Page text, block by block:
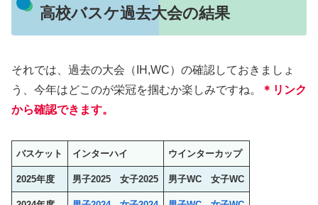
高校バスケ過去大会の結果
それでは、過去の大会（IH,WC）の確認しておきましょ
う、今年はどこのが栄冠を掴むか楽しみですね。
＊リンク
から確認できます。
バスケット インターハイ ウインターカップ
2025年度 男子2025 女子2025 男子WC 女子WC